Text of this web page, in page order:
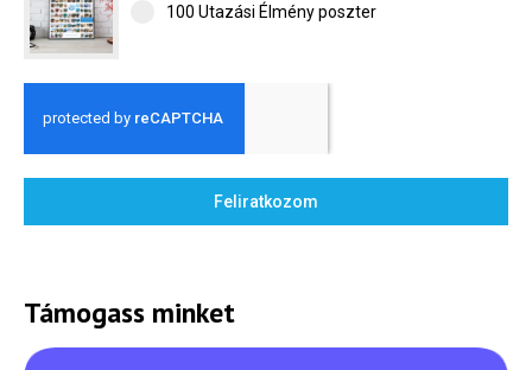
Kaland -
100
100 Utazási Élmény poszter
Feliratkozom
Támogass minket